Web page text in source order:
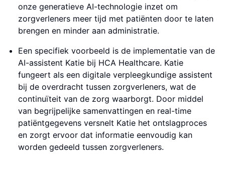
onze generatieve AI-technologie inzet om
zorgverleners meer tijd met patiënten door te laten
brengen en minder aan administratie.
Een specifiek voorbeeld is de implementatie van de
AI-assistent Katie bij HCA Healthcare. Katie
fungeert als een digitale verpleegkundige assistent
bij de overdracht tussen zorgverleners, wat de
continuïteit van de zorg waarborgt. Door middel
van begrijpelijke samenvattingen en real-time
patiëntgegevens versnelt Katie het ontslagproces
en zorgt ervoor dat informatie eenvoudig kan
worden gedeeld tussen zorgverleners.